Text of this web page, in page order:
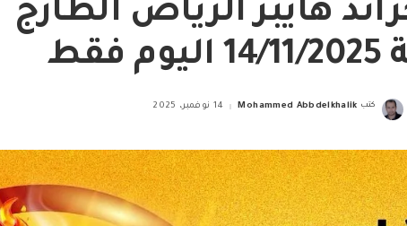
هايبر الرياض الطازج
Posted
كتب Mohammed Abbdelkhalik 14 نوفمبر، 2025